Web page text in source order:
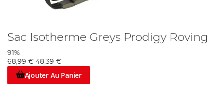
Sac Isotherme Greys Prodigy Roving
91%
68,99 € 48,39 €
Ajouter Au Panier